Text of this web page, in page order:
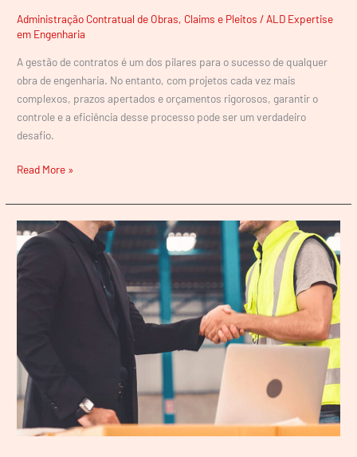
Administração Contratual de Obras, Claims e Pleitos / ALD Expertise
em Engenharia
A gestão de contratos é um dos pilares para o sucesso de qualquer
obra de engenharia. No entanto, com projetos cada vez mais
complexos, prazos apertados e orçamentos rigorosos, garantir o
controle e a eficiência desse processo pode ser um verdadeiro
desafio.
Read More »
Como
o
acompanhamento
técnico
desvios
contratuais?